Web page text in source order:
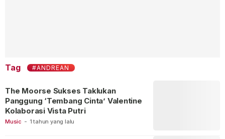
Tag #ANDREAN
Music - 1 tahun yang lalu
The Moorse Sukses Taklukan
Panggung ‘Tembang Cinta’ Valentine
Kolaborasi Vista Putri